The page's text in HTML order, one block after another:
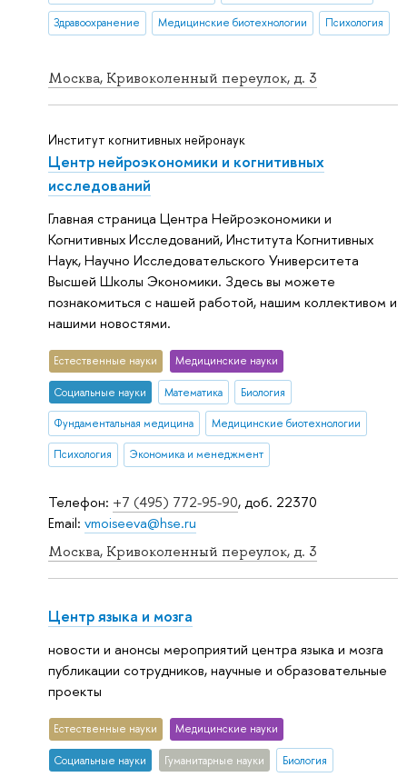
Москва, Кривоколенный переулок, д. 3
Здравоохранение Медицинские биотехнологии Психология
Телефон: +7 (495) 772-95-90, доб. 22370
Email: vmoiseeva@hse.ru
Москва, Кривоколенный переулок, д. 3
Институт когнитивных нейронаук
Центр нейроэкономики и когнитивных
исследований
Главная страница Центра Нейроэкономики и
Когнитивных Исследований, Института Когнитивных
Наук, Научно Исследовательского Университета
Высшей Школы Экономики. Здесь вы можете
познакомиться с нашей работой, нашим коллективом и
нашими новостями.
Естественные науки Медицинские науки
Социальные науки Математика Биология
Фундаментальная медицина Медицинские биотехнологии
Психология Экономика и менеджмент
Центр языка и мозга
новости и анонсы мероприятий центра языка и мозга
публикации сотрудников, научные и образовательные
проекты
Естественные науки Медицинские науки
Социальные науки Гуманитарные науки Биология